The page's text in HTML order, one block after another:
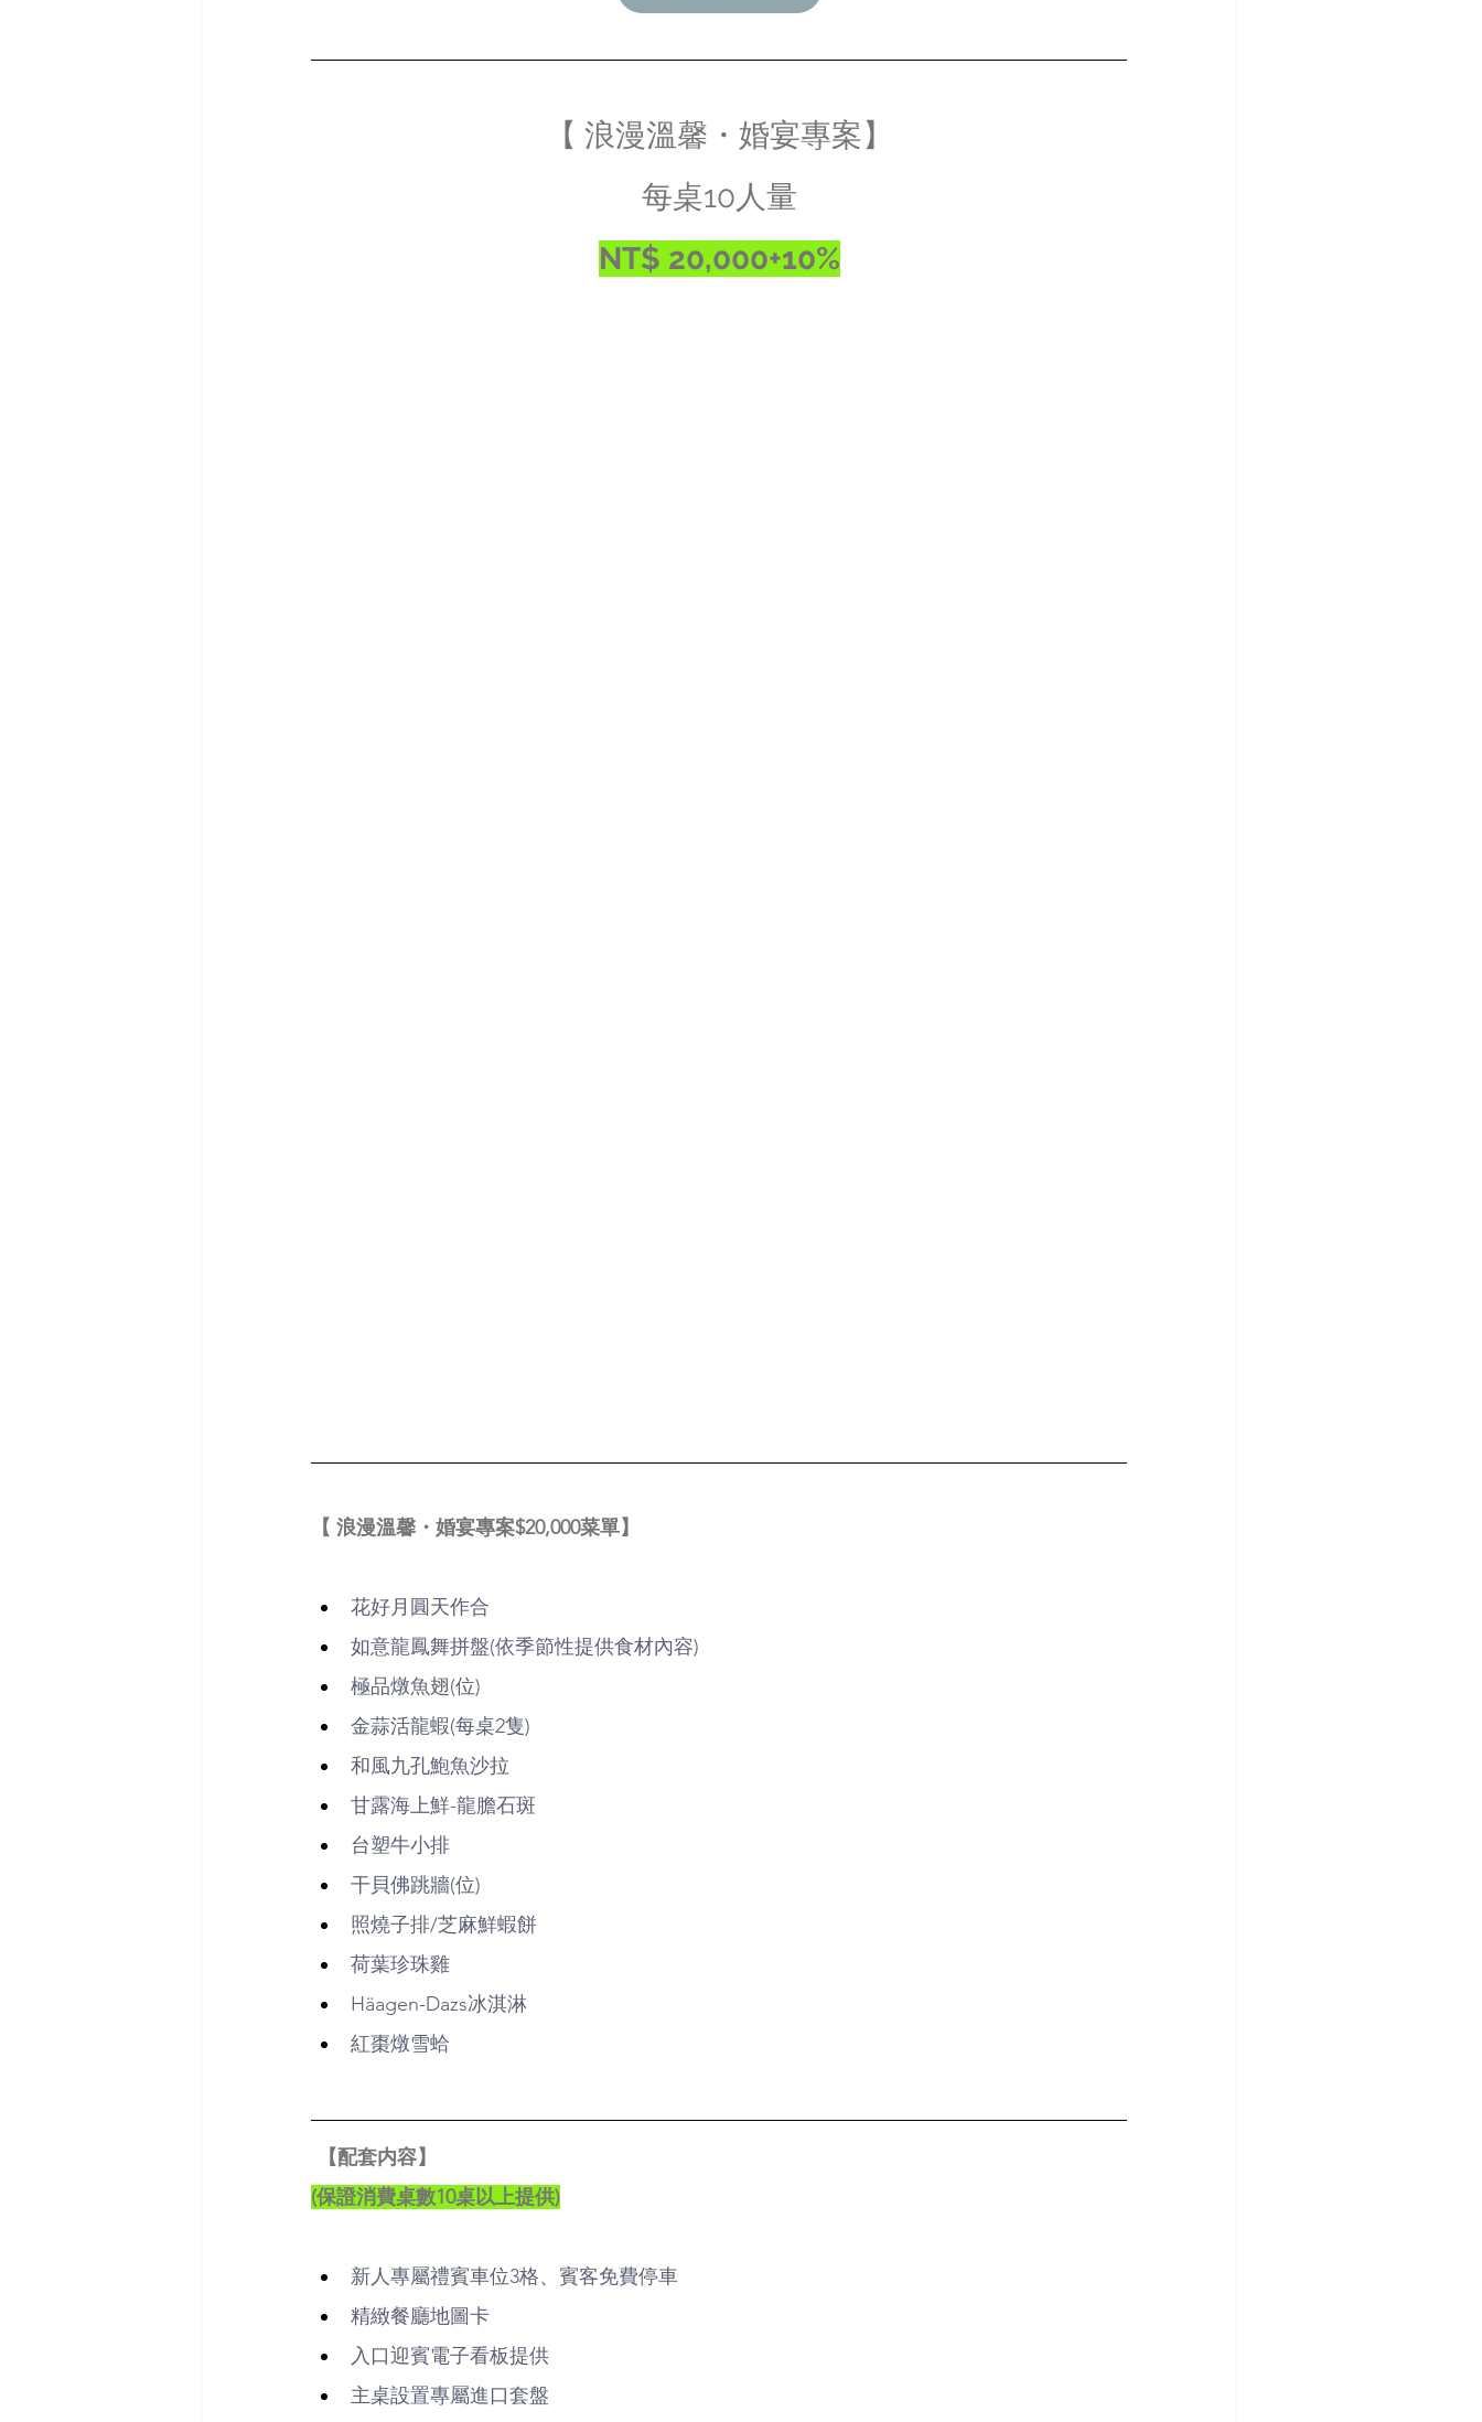
【 浪漫溫馨・婚宴專案】
每桌10人量
NT$ 20,000+10%
【 浪漫溫馨・婚宴專案$20,000菜單】
花好月圓天作合
如意龍鳳舞拼盤(依季節性提供食材內容)
極品燉魚翅(位)
金蒜活龍蝦(每桌2隻)
和風九孔鮑魚沙拉
甘露海上鮮-龍膽石斑
台塑牛小排
干貝佛跳牆(位)
照燒子排/芝麻鮮蝦餅
荷葉珍珠雞
Häagen-Dazs冰淇淋
紅棗燉雪蛤
【配套内容】
(保證消費桌數10桌以上提供)
新人專屬禮賓車位3格、賓客免費停車
精緻餐廳地圖卡
入口迎賓電子看板提供
主桌設置專屬進口套盤